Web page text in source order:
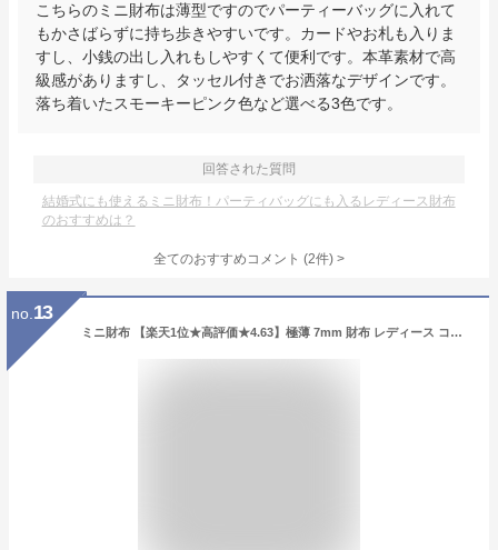
こちらのミニ財布は薄型ですのでパーティーバッグに入れて
もかさばらずに持ち歩きやすいです。カードやお札も入りま
すし、小銭の出し入れもしやすくて便利です。本革素材で高
級感がありますし、タッセル付きでお洒落なデザインです。
落ち着いたスモーキーピンク色など選べる3色です。
回答された質問
結婚式にも使えるミニ財布！パーティバッグにも入るレディース財布
のおすすめは？
全てのおすすめコメント (2件) >
no. 13
ミニ財布 【楽天1位★高評価★4.63】極薄 7mm 財布 レディース コンパクト 本革 レザー 二つ折り 薄型 薄い キャッシュレス スクエア 軽い スリム ミニ ウォレット シンプル スキミング防止 おすすめ 一粒万倍日 ギフト ラッピング 送料無料 アンコール Annekor